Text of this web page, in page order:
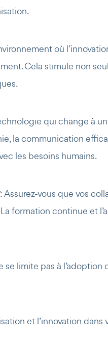
où
Cela stimule non
qui change à
la communication
les besoins humains.
Assurez-vous que vos
formation continue et
limite pas à
et l’innovation